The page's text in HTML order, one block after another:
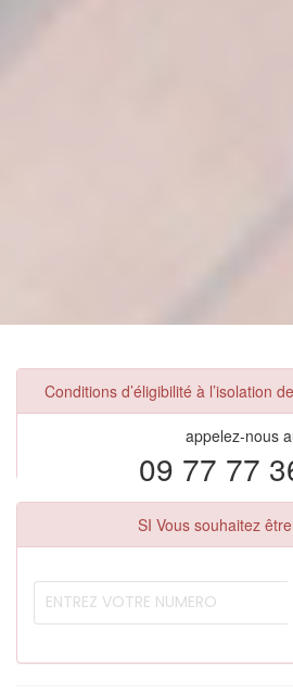
Conditions d’éligibilité à l’isolation
appelez-nous
09 77 77
SI Vous souhaitez